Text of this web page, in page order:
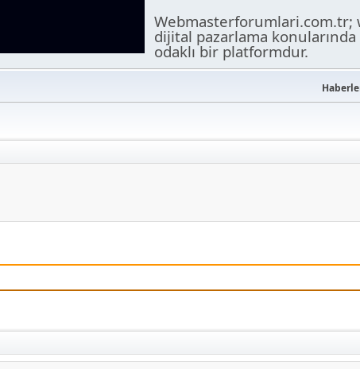
Webmasterforumlari.com.tr;
dijital pazarlama
odaklı bir platformdur.